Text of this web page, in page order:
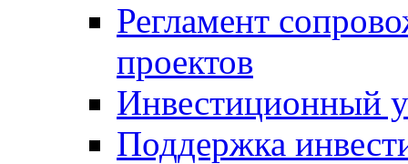
Регламент
проектов
Инвестиционный
Поддержка